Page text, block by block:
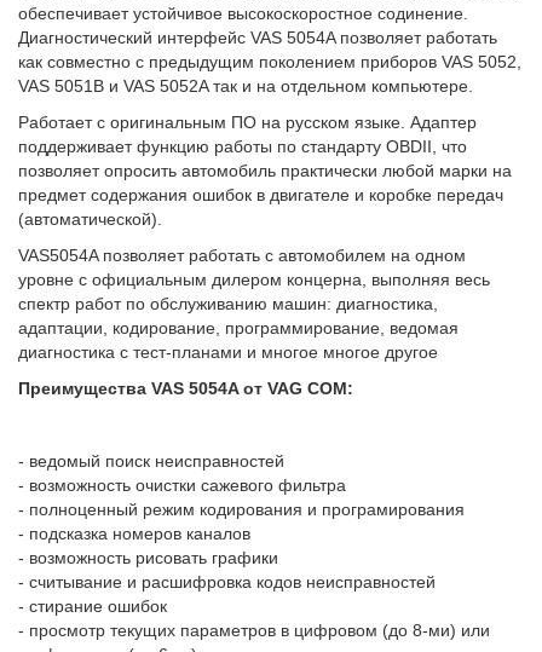
обеспечивает устойчивое высокоскоростное содинение.
Диагностический интерфейс VAS 5054A позволяет работать
как совместно с предыдущим поколением приборов VAS 5052,
VAS 5051B и VAS 5052A так и на отдельном компьютере.
Работает с оригинальным ПО на русском языке. Адаптер
поддерживает функцию работы по стандарту OBDII, что
позволяет опросить автомобиль практически любой марки на
предмет содержания ошибок в двигателе и коробке передач
(автоматической).
VAS5054A позволяет работать с автомобилем на одном
уровне с официальным дилером концерна, выполняя весь
спектр работ по обслуживанию машин: диагностика,
адаптации, кодирование, программирование, ведомая
диагностика с тест-планами и многое многое другое
Преимущества VAS 5054A от VAG COM:
- ведомый поиск неисправностей
- возможность очистки сажевого фильтра
- полноценный режим кодирования и програмирования
- подсказка номеров каналов
- возможность рисовать графики
- считывание и расшифровка кодов неисправностей
- стирание ошибок
- просмотр текущих параметров в цифровом (до 8-ми) или